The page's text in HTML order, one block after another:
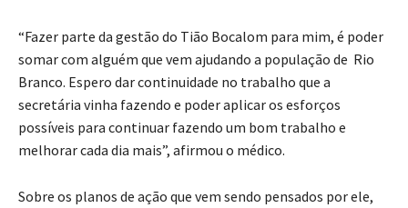
“Fazer parte da gestão do Tião Bocalom para mim, é poder
somar com alguém que vem ajudando a população de Rio
Branco. Espero dar continuidade no trabalho que a
secretária vinha fazendo e poder aplicar os esforços
possíveis para continuar fazendo um bom trabalho e
melhorar cada dia mais”, afirmou o médico.
Sobre os planos de ação que vem sendo pensados por ele,